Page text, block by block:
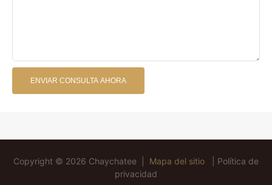
ENVIAR CONSULTA AHORA
Copyright © 2026 Chaychatee | Mapa del sitio
Política de
privacidad